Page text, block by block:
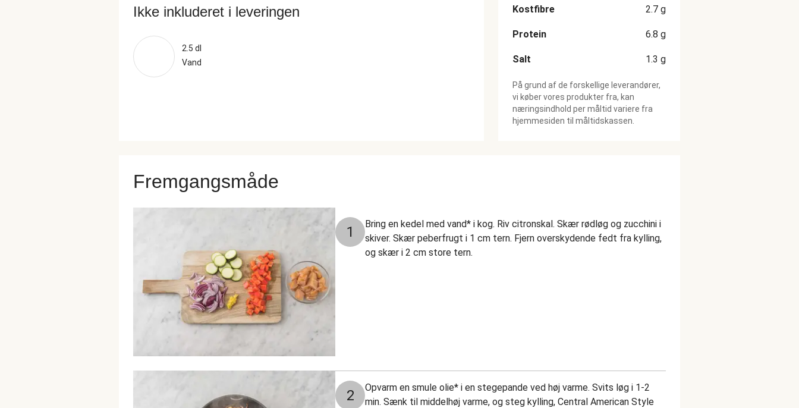
Ikke inkluderet i leveringen
2.5 dl
Vand
Kostfibre 2.7 g
Protein 6.8 g
Salt 1.3 g
På grund af de forskellige leverandører,
vi køber vores produkter fra, kan
næringsindhold per måltid variere fra
hjemmesiden til måltidskassen.
Fremgangsmåde
1
Bring en kedel med vand* i kog. Riv citronskal. Skær rødløg og zucchini i
skiver. Skær peberfrugt i 1 cm tern. Fjern overskydende fedt fra kylling,
og skær i 2 cm store tern.
2
Opvarm en smule olie* i en stegepande ved høj varme. Svits løg i 1-2
min. Sænk til middelhøj varme, og steg kylling, Central American Style